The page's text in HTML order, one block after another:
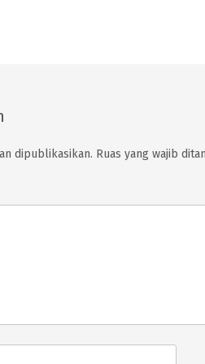
dipublikasikan. Ruas yang wajib